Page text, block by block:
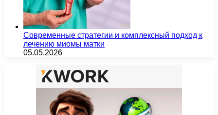
Современные стратегии и комплексный подход к
лечению миомы матки
05.05.2026